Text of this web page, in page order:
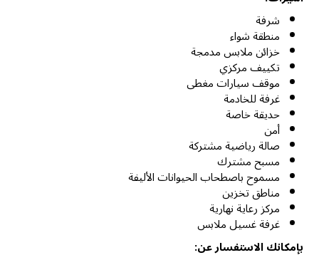
شرفة
منطقة شواء
خزائن ملابس مدمجة
تكييف مركزي
موقف سيارات مغطى
غرفة للخادمة
حديقة خاصة
أمن
صالة رياضية مشتركة
مسبح مشترك
مسموح باصطحاب الحيوانات الأليفة
مناطق تخزين
مركز رعاية نهارية
غرفة غسيل ملابس
بإمكانك الاستفسار عن: